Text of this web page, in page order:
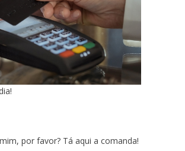
por favor? Tá aqui a comanda!